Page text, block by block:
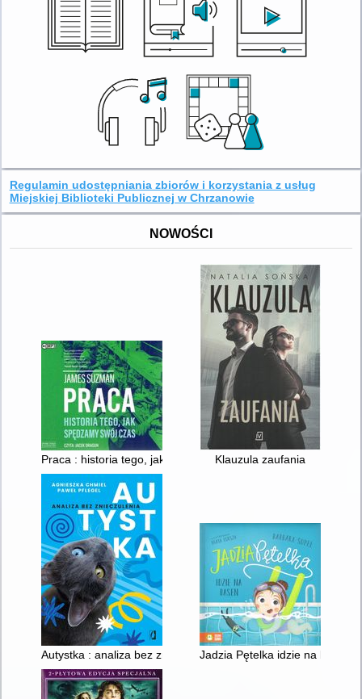
Regulamin udostępniania zbiorów i korzystania z usług
Miejskiej Biblioteki Publicznej w Chrzanowie
NOWOŚCI
Praca : historia tego, jak spędzamy swój czas
Klauzula zaufania
Autystka : analiza bez znieczuleniaJadzia Pętelka idzie na basen